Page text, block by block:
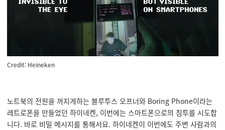
Credit: Heineken
노트북의 전원을 꺼지게하는 블루투스 오프너와 Boring Phone이라는
레트로폰을 만들었던 하이네켄, 이번에는 스마트폰으로의 침투를 시도합
니다. 바로 비밀 메시지를 통해서요. 하이네켄이 이번에도 주변 사람과의